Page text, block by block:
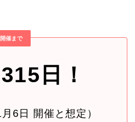
催まで
日！
6日 開催と想定）